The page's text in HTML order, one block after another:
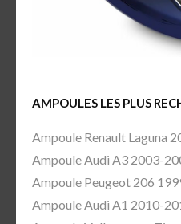
AMPOULES LES PLUS
Ampoule Renault Laguna
Ampoule Audi A3 2003-
Ampoule Peugeot 206
Ampoule Audi A1 2010-